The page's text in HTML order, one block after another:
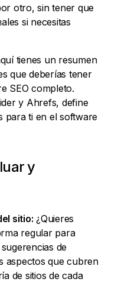
otro, sin tener que
si necesitas
tienes un resumen
que deberías tener
SEO completo.
y Ahrefs, define
para ti en el software
y
sitio: ¿Quieres
regular para
de
aspectos que cubren
de sitios de cada